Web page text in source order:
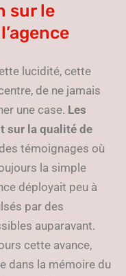
sur le
lucidité, cette
de ne jamais
une case. Les
sur la qualité de
témoignages où
la simple
déployait peu à
par des
auparavant.
cette avance,
dans la mémoire du